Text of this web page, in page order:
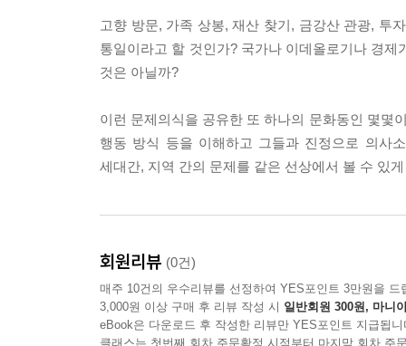
일에서 이것은 결코 간단하게 성취될 수 있는 일
서 더불어 사는 연습'을 시작하였다. 1994년 3월
있기 위해 북쪽의 문화, 언어, 습관, 사고방식, 행
북조선 연구자들을 강사로 모셔서 이야기를 듣고
텍스트를 분석해 보기도 하고, 귀순자와의 만남,
리는 자신들을 좀 더 거리를 두고 관찰할 수 있는
른 방향의 글을 싣는다. '미리 생각하는 통일'에 실
통일에 대한 질문들에 명쾌한 해답을 준다고 할
남과 북이 다르지 않다고 주장하면서도 서로를 보
고향 방문, 가족 상봉, 재산 찾기, 금강산 관광, 투
통일이라고 할 것인가? 국가나 이데올로기나 경
것은 아닐까?
이런 문제의식을 공유한 또 하나의 문화동인 몇몇
행동 방식 등을 이해하고 그들과 진정으로 의사
세대간, 지역 간의 문제를 같은 선상에서 볼 수 있
회원리뷰 (0건)
매주 10건의 우수리뷰를 선정하여 YES포인트 3만원을 드
3,000원 이상 구매 후 리뷰 작성 시 일반회원 300원, 마니
eBook은 다운로드 후 작성한 리뷰만 YES포인트 지급됩니
클래스는 첫번째 회차 주문확정 시점부터 마지막 회차 주